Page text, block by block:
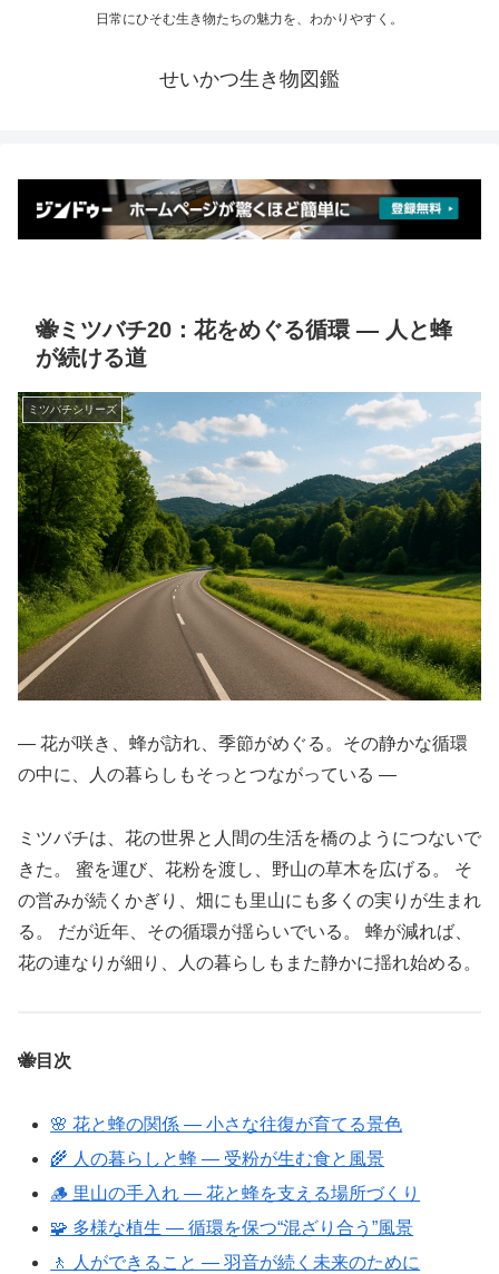
日常にひそむ生き物たちの魅力を、わかりやすく。
せいかつ生き物図鑑
🐝ミツバチ20：花をめぐる循環 ― 人と蜂
が続ける道
ミツバチシリーズ
― 花が咲き、蜂が訪れ、季節がめぐる。その静かな循環
の中に、人の暮らしもそっとつながっている ―
ミツバチは、花の世界と人間の生活を橋のようにつないで
きた。 蜜を運び、花粉を渡し、野山の草木を広げる。 そ
の営みが続くかぎり、畑にも里山にも多くの実りが生まれ
る。 だが近年、その循環が揺らいでいる。 蜂が減れば、
花の連なりが細り、人の暮らしもまた静かに揺れ始める。
🐝目次
🌸 花と蜂の関係 ― 小さな往復が育てる景色
🌾 人の暮らしと蜂 ― 受粉が生む食と風景
🪵 里山の手入れ ― 花と蜂を支える場所づくり
🧩 多様な植生 ― 循環を保つ“混ざり合う”風景
🚶 人ができること ― 羽音が続く未来のために